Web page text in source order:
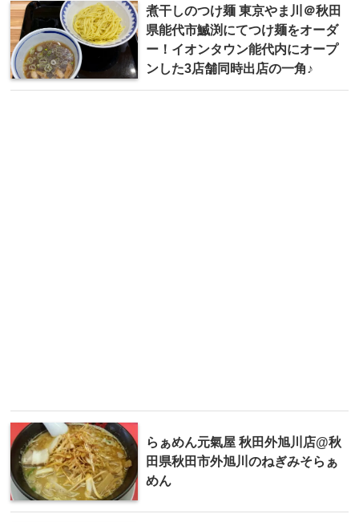
煮干しのつけ麺 東京 やま川＠秋田
県能代市鰄渕にてつけ麺をオーダ
ー！イオンタウン能代内にオープ
ンした3店舗同時出店の一角♪
らぁめん元氣屋 秋田外旭川店@秋
田県秋田市外旭川のねぎみそらぁ
めん